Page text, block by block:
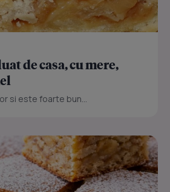
de casa, cu mere,
si este foarte bun...